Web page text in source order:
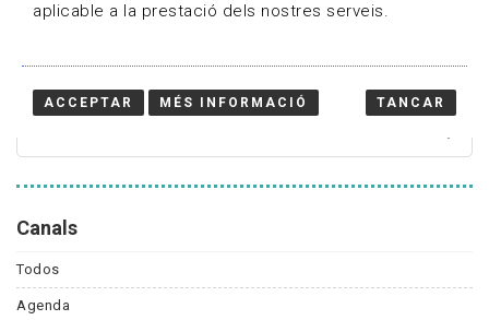
Canals
Todos
Agenda
aplicable a la prestació dels nostres serveis.
ACCEPTAR MÉS INFORMACIÓ TANCAR